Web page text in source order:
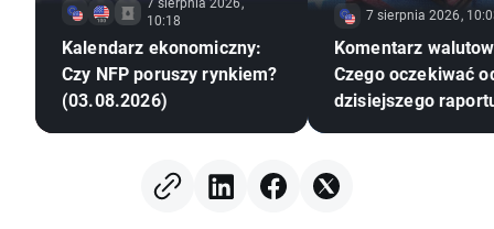
10:18
Kalendarz ekonomiczny:
Czy NFP poruszy rynkiem?
(03.08.2026)
7 sierpnia 2026,
Komentarz
Czego oczekiwać
dzisiejszego